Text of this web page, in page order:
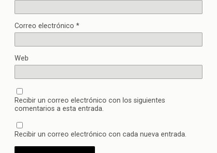
Correo electrónico *
Web
Recibir un correo electrónico con los siguientes
comentarios a esta entrada.
Recibir un correo electrónico con cada nueva entrada.